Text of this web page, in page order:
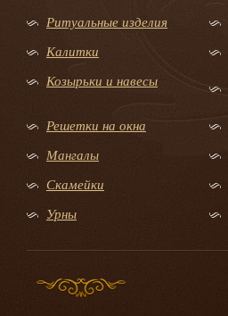
Ритуальные изделия
Калитки
Козырьки и навесы
Решетки на окна
Мангалы
Скамейки
Урны